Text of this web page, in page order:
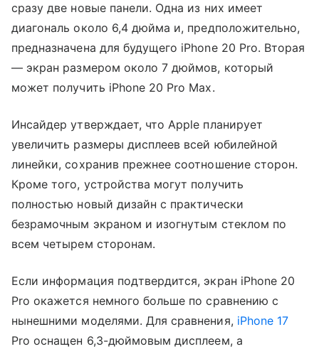
сразу две новые панели. Одна из них имеет
диагональ около 6,4 дюйма и, предположительно,
предназначена для будущего iPhone 20 Pro. Вторая
— экран размером около 7 дюймов, который
может получить iPhone 20 Pro Max.
Инсайдер утверждает, что Apple планирует
увеличить размеры дисплеев всей юбилейной
линейки, сохранив прежнее соотношение сторон.
Кроме того, устройства могут получить
полностью новый дизайн с практически
безрамочным экраном и изогнутым стеклом по
всем четырем сторонам.
Если информация подтвердится, экран iPhone 20
Pro окажется немного больше по сравнению с
нынешними моделями. Для сравнения, iPhone 17
Pro оснащен 6,3-дюймовым дисплеем, а